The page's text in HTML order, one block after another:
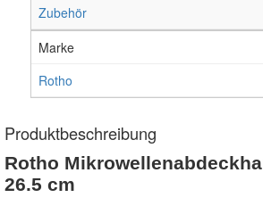
Zubehör
Marke
Rotho
Produktbeschreibung
Rotho
26.5 cm